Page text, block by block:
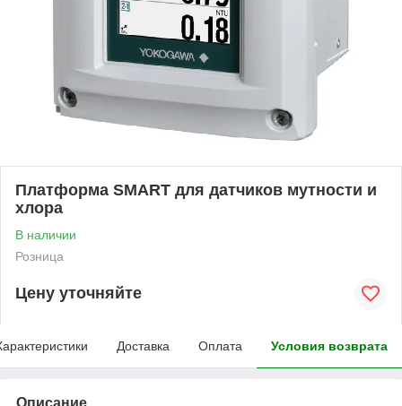
Платформа SMART для датчиков мутности и
хлора
В наличии
Розница
Цену уточняйте
Доставка Оплата Условия возврата
Описание